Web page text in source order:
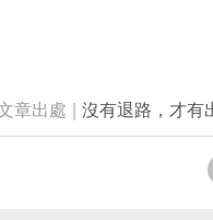
沒有退路，才有